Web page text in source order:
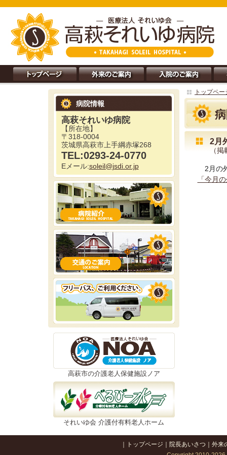
病院情報
高萩それいゆ病院
【所在地】
〒318-0004
茨城県高萩市上手綱赤塚268
TEL:0293-24-0770
Eメール:soleil@jsdi.or.jp
高萩市の介護老人保健施設ノア
それいゆ会 介護付有料老人ホーム
トップペー
2月
（
2月の
「今月
トップページ 院長あいさつ
外来